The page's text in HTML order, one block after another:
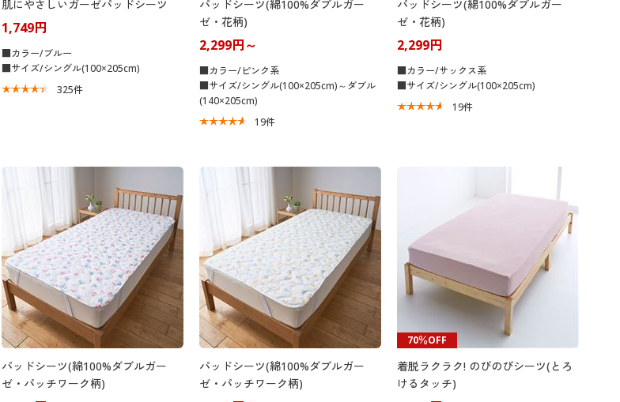
肌にやさしいガーゼパッドシーツ
1,749円
■カラー/ブルー
■サイズ/シングル(100×205cm)
325件
パッドシーツ(綿100%ダブルガー
ゼ・花柄)
2,299円～
■カラー/ピンク系
■サイズ/シングル(100×205cm)～ダブル
(140×205cm)
19件
パッドシーツ(綿100%ダブルガー
ゼ・花柄)
2,299円
■カラー/サックス系
■サイズ/シングル(100×205cm)
19件
パッドシーツ(綿100%ダブルガー
ゼ・パッチワーク柄)
パッドシーツ(綿100%ダブルガー
ゼ・パッチワーク柄)
70％OFF
着脱ラクラク! のびのびシーツ(とろ
けるタッチ)